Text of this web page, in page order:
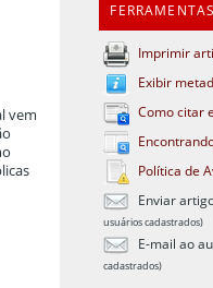
Imprimir
Exibir
Como citar
Política de
Enviar
usuários cadastrados)
E-mail ao
cadastrados)
vem